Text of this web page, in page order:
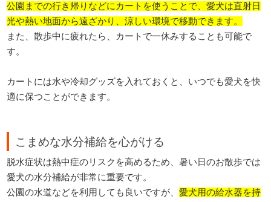
公園までの行き帰りなどにカートを使うことで、愛犬は直射日
光や熱い地面から遠ざかり、涼しい環境で移動できます。
また、散歩中に疲れたら、カートで一休みすることも可能で
す。
カートには水や冷却グッズを入れておくと、いつでも愛犬を快
適に保つことができます。
こまめな水分補給を心がける
脱水症状は熱中症のリスクを高めるため、暑い日のお散歩では
愛犬の水分補給が非常に重要です。
公園の水道などを利用しても良いですが、愛犬用の給水器を持